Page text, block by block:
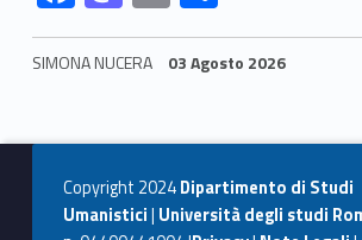
e
m
ac
e
o
o
k
as
to
o
n
m
ai
o
n
vi
di
SIMONA NUCERA 03 Agosto 2026
Copyright 2024Dipartimento di Studi
Umanistici| Università degli studi